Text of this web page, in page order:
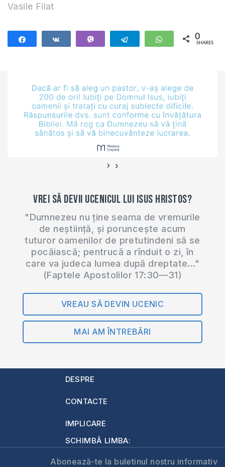
Vasile Filat
Telegram WhatsApp
0
SHARES
‹ ›
Vrei să devii ucenicul lui Isus Hristos?
"Dumnezeu nu ține seama de vremurile
de neștiință, și poruncește acum
tuturor oamenilor de pretutindeni să se
pocăiască; pentrucă a rînduit o zi, în
care va judeca lumea după dreptate..."
(Faptele Apostolilor 17:30—31)
VREAU SĂ DEVIN UCENIC
MAI AM ÎNTREBĂRI
DESPRE
CONTACTE
IMPLICARE
SCHIMBĂ LIMBA:
Abonează-te la buletinul nostru informativ